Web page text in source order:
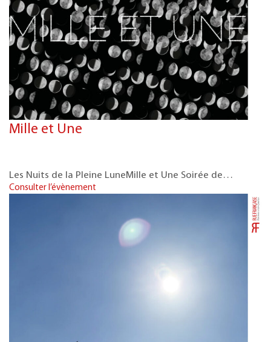
Mille et Une
Les Nuits de la Pleine LuneMille et Une Soirée de…
Consulter l’évènement